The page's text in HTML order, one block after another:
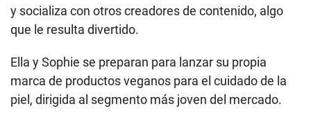
y socializa con otros creadores de contenido, algo
que le resulta divertido.
Ella y Sophie se preparan para lanzar su propia
marca de productos veganos para el cuidado de la
piel, dirigida al segmento más joven del mercado.